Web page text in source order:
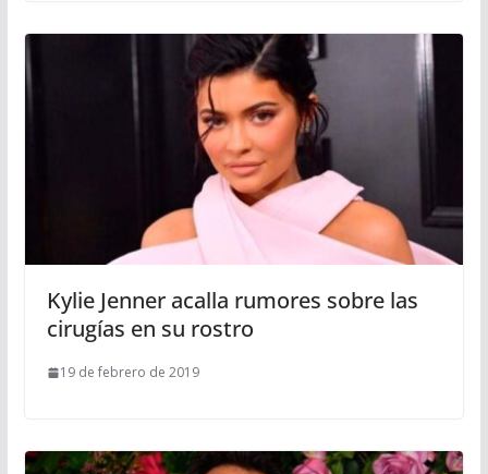
Kylie Jenner acalla rumores sobre las
cirugías en su rostro
19 de febrero de 2019